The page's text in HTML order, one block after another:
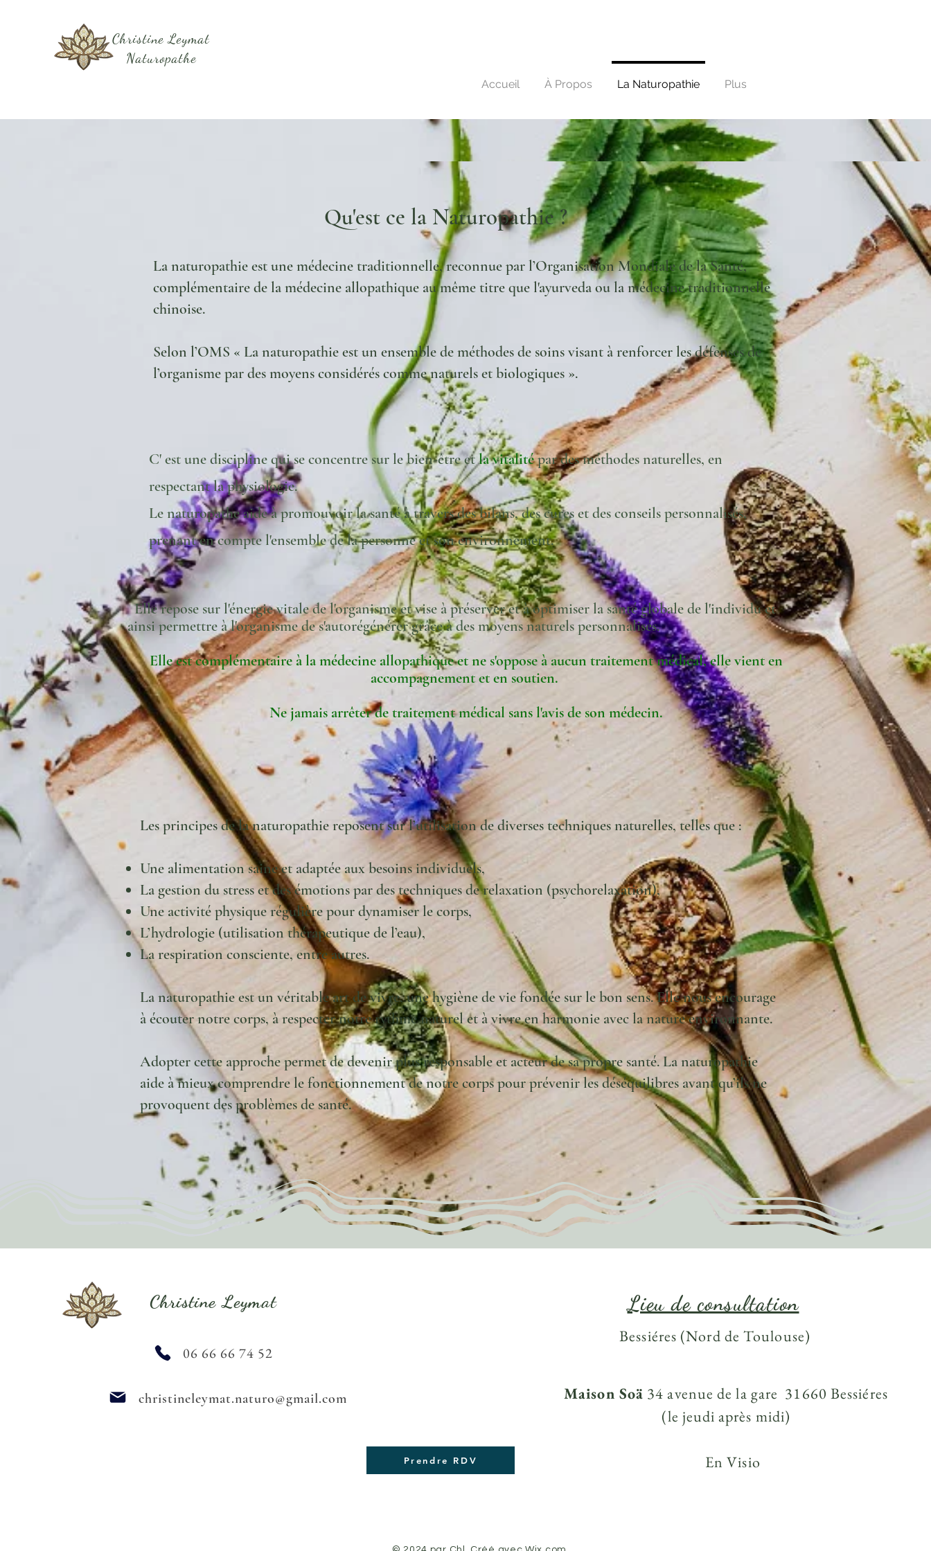
Christine Leymat
Naturopathe
Accueil À Propos La Naturopathie Plus
Qu'est ce la Naturopathie ?
La naturopathie est une médecine traditionnelle, reconnue par l’Organisation Mondiale de la Santé,
complémentaire de la médecine allopathique au même titre que l'ayurveda ou la médecine traditionnelle
chinoise.
Selon l’OMS « La naturopathie est un ensemble de méthodes de soins visant à renforcer les défenses de
l’organisme par des moyens considérés comme naturels et biologiques ».
C' est une discipline qui se concentre sur le bien-être etla vitalitépar des méthodes naturelles, en
respectant la physiologie.
Le naturopathe aide à promouvoir la santé à travers des bilans, des cures et des conseils personnalisés,
prenant en compte l'ensemble de la personne et son environnement.
Elle repose sur l'énergie vitale de l'organisme et vise à préserver et à optimiser la santé globale de l'individu et
ainsi permettre à l'organisme de s'autorégénérer grâce à des moyens naturels personnalisés.
Elle est complémentaire à la médecine allopathique et ne s'oppose à aucun traitement médical, elle vient en
accompagnement et en soutien.
Ne jamais arrêterdetraitement médical sans l'avis de son médecin.
Les principes de la naturopathie reposent sur l’utilisation de diverses techniques naturelles, telles que :
Une alimentation saine et adaptée aux besoins individuels,
La gestion du stress et des émotions par des techniques de relaxation (psychorelaxation),
Une activité physique régulière pour dynamiser le corps,
L’hydrologie (utilisation thérapeutique de l’eau),
La respiration consciente, entre autres.
La naturopathie est un véritable art de vivre, une hygiène de vie fondée sur le bon sens. Elle nous encourage
à écouter notre corps, à respecter notre rythme naturel et à vivre en harmonie avec la nature environnante.
Adopter cette approche permet de devenir plus responsable et acteur de sa propre santé. La naturopathie
aide à mieux comprendre le fonctionnement de notre corps pour prévenir les déséquilibres avant qu’ils ne
provoquent des problèmes de santé.
Christine Leymat
06 66 66 74 52
christineleymat.naturo@gmail.com
Lieu de consultation
Bessiéres (Nord de Toulouse)
Prendre RDV
Maison Soä 34 avenue de la gare 31660 Bessiéres
(le jeudiaprès midi)
En Visio